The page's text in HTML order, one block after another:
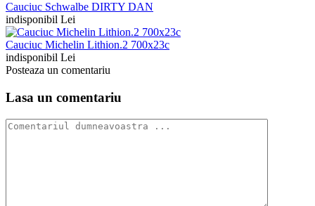
Cauciuc Schwalbe DIRTY DAN
indisponibil Lei
Cauciuc Michelin Lithion.2 700x23c
indisponibil Lei
Posteaza un comentariu
Lasa un comentariu